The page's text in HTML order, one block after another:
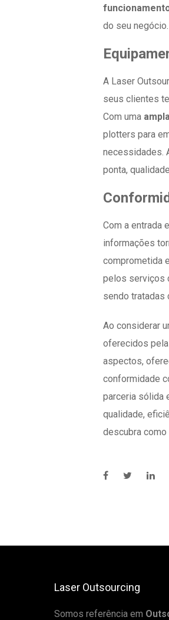
do seu negócio.
A Laser
seus clientes
Com uma
plotters para
necessidades.
ponta,
Com a entrada
informações
comprometida
pelos serviços
sendo tratadas
Ao considerar
oferecidos
aspectos,
conformidade
parceria sólida
qualidade,
descubra
Laser Outsourcing
Somos referência em